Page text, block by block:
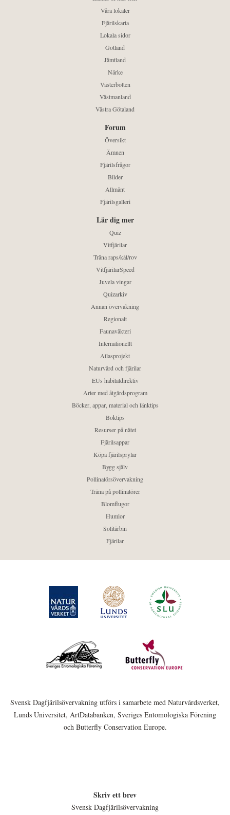
Våra lokaler
Fjärilskarta
Lokala sidor
Gotland
Jämtland
Närke
Västerbotten
Västmanland
Västra Götaland
Forum
Översikt
Ämnen
Fjärilsfrågor
Bilder
Allmänt
Fjärilsgalleri
Lär dig mer
Quiz
Vitfjärilar
Träna raps/kål/rov
VitfjärilarSpeed
Juvela vingar
Quizarkiv
Annan övervakning
Regionalt
Faunaväkteri
Internationellt
Atlasprojekt
Naturvård och fjärilar
EUs habitatdirektiv
Arter med åtgärdsprogram
Böcker, appar, material och länktips
Boktips
Resurser på nätet
Fjärilsappar
Köpa fjärilsprylar
Bygg själv
Pollinatörsövervakning
Träna på pollinatörer
Blomflugor
Humlor
Solitärbin
Fjärilar
Svensk Dagfjärilsövervakning utförs i samarbete med Naturvårdsverket,
Lunds Universitet, ArtDatabanken, Sveriges Entomologiska Förening
och Butterfly Conservation Europe.
Skriv ett brev
Svensk Dagfjärilsövervakning